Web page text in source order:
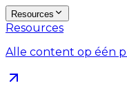
Resources
Resources
Alle content op één